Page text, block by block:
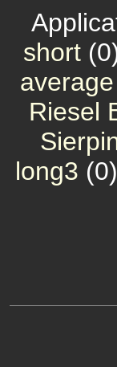
short
average
Riesel
long3